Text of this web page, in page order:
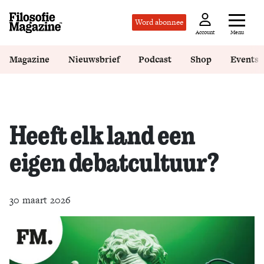
Word abonnee
Account Menu
Magazine Nieuwsbrief Podcast Shop Events
Heeft elk land een
eigen debatcultuur?
30 maart 2026